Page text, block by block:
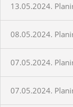
13.05.2024.
08.05.2024.
07.05.2024.
07.05.2024.